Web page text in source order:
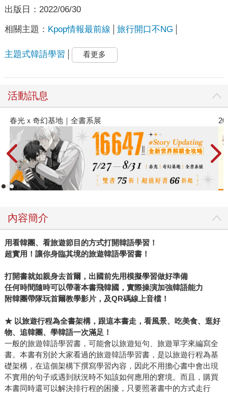
出版日： 2022/06/30
相關主題： Kpop情報最前線 旅行開口不NG
主題式韓語學習 看更多
活動訊息
春光ｘ奇幻基地｜全書系展
內容簡介
用看韓團、看旅遊節目的方式打開韓語學習！
超實用！讓你身臨其境的旅遊韓語學習書！
打開書就如親身去首爾，出國前先用模擬學習做好準備
任何時間隨時可以帶著本書飛韓國，實際操演加強韓語能力
附韓團帶隊玩首爾教學影片，及QR碼線上音檔！
★ 以旅遊行程為全書架構，跟這本書走，看風景、吃美食、逛好
物、追韓團、學韓語一次滿足！
一般的旅遊韓語學習書，可能會以旅遊短句、旅遊單字來編寫全
書。本書有別於大家看過的旅遊韓語學習書，是以旅遊行程為基
礎架構，在這個架構下撰寫學習內容，因此不用擔心書中會出現
不實用的句子或遇到狀況時不知該如何應用的窘境。而且，購買
本書同時還可以解決排行程的困擾，只要照著書中的方式走行